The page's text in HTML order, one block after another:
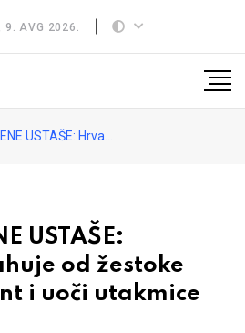
9. AVG 2026.
strahuje od žestoke kazne, incident i uoči utakmice
USTAŠE:
od žestoke
i uoči utakmice